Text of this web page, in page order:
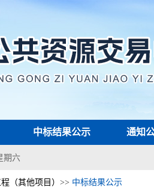
中标结果公示 通知
期六
（其他项目） >> 中标结果公示